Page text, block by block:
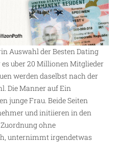
Auswahl der Besten Dating
uber 20 Millionen Mitglieder
werden daselbst nach der
Die Manner auf Ein
junge Frau. Beide Seiten
und initiieren in den
ohne
unternimmt irgendetwas